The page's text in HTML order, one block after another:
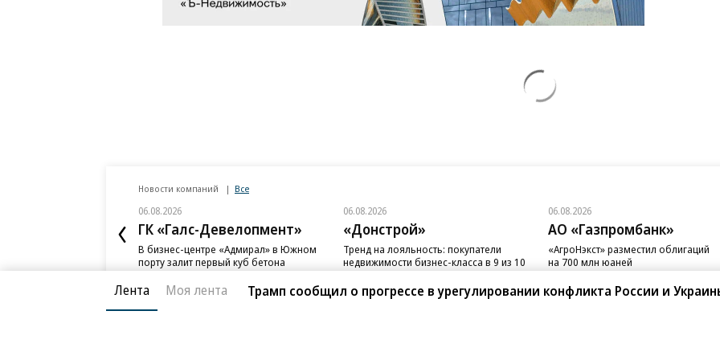
Новости компаний Все
06.08.2026
ГК «Галс-Девелопмент»
В бизнес-центре «Адмирал» в Южном
порту залит первый куб бетона
06.08.2026
«Донстрой»
Тренд на лояльность: покупатели
недвижимости бизнес-класса в 9 из 10
случаев остаются в сегменте
06.08.2026
АО «Газпромбанк»
«АгроНэкст» разместил облигаций
на 700 млн юаней
Лента Моя лента Трамп сообщил о прогрессе в урегулировании конфликта России и